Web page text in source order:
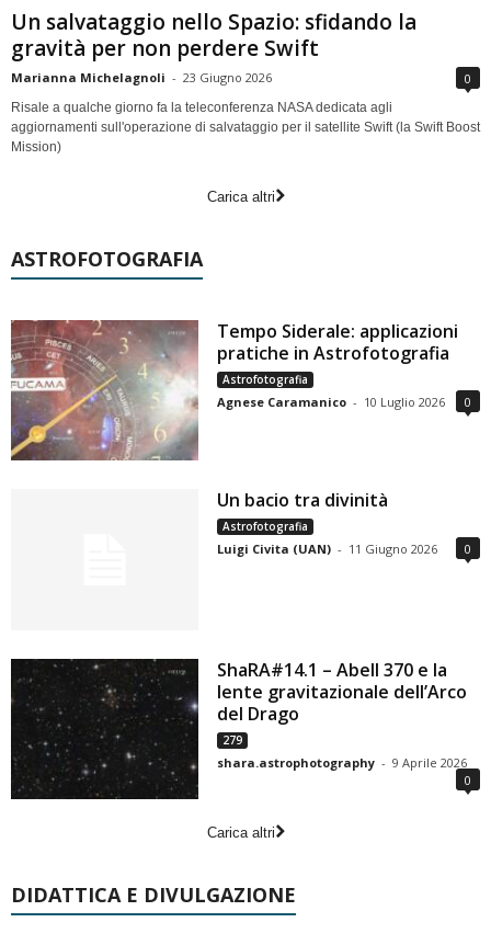
Un salvataggio nello Spazio: sfidando la
gravità per non perdere Swift
Marianna Michelagnoli - 23 Giugno 2026 0
Risale a qualche giorno fa la teleconferenza NASA dedicata agli
aggiornamenti sull'operazione di salvataggio per il satellite Swift (la Swift Boost
Mission)
Carica altri
ASTROFOTOGRAFIA
Tempo Siderale: applicazioni
pratiche in Astrofotografia
Astrofotografia
Agnese Caramanico - 10 Luglio 2026 0
Un bacio tra divinità
Astrofotografia
Luigi Civita (UAN) - 11 Giugno 2026 0
ShaRA#14.1 – Abell 370 e la
lente gravitazionale dell’Arco
del Drago
279
shara.astrophotography - 9 Aprile 2026
0
Carica altri
DIDATTICA E DIVULGAZIONE